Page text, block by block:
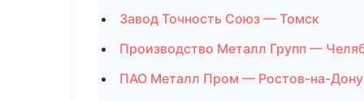
Завод Точность Союз — Томск
Производство Металл Групп —
ПАО Металл Пром — Ростов-на-Дону